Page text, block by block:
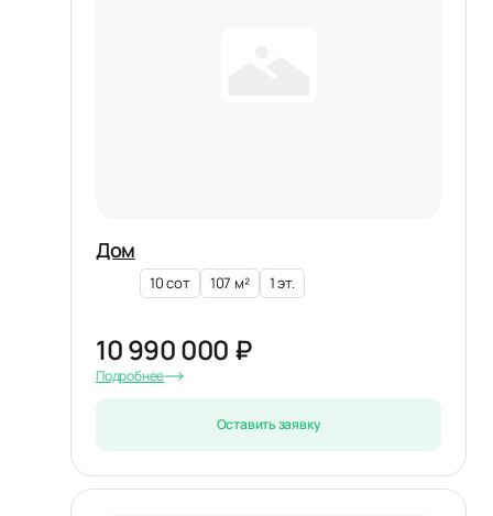
Дом
10 сот 107 м² 1 эт.
10 990 000 ₽
Подробнее
Оставить заявку